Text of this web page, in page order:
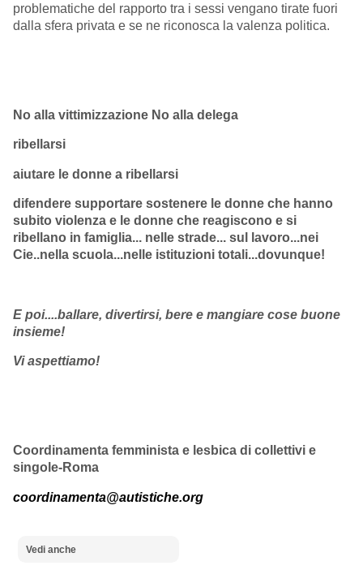
problematiche del rapporto tra i sessi vengano tirate fuori
dalla sfera privata e se ne riconosca la valenza politica.
No alla vittimizzazione No alla delega
ribellarsi
aiutare le donne a ribellarsi
difendere supportare sostenere le donne che hanno
subito violenza e le donne che reagiscono e si
ribellano in famiglia... nelle strade... sul lavoro...nei
Cie..nella scuola...nelle istituzioni totali...dovunque!
E poi....ballare, divertirsi, bere e mangiare cose buone
insieme!
Vi aspettiamo!
Coordinamenta femminista e lesbica di collettivi e
singole-Roma
coordinamenta@autistiche.org
Vedi anche